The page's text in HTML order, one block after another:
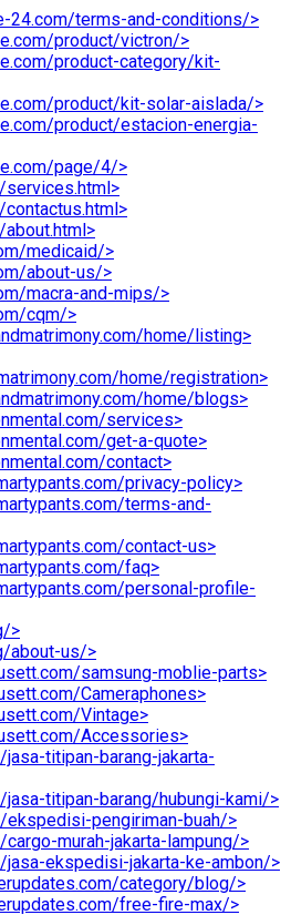
24.com/terms-and-conditions/>
product/victron/>
product-category/kit-
product/kit-solar-aislada/>
product/estacion-energia-
page/4/>
medicaid/>
about-us/>
macra-and-mips/>
cqm/>
home/listing>
home/registration>
home/blogs>
services>
get-a-quote>
contact>
privacy-policy>
terms-and-
contact-us>
faq>
personal-profile-
>
about-us/>
samsung-moblie-parts>
Cameraphones>
Vintage>
Accessories>
titipan-barang-jakarta-
titipan-barang/hubungi-kami/>
pengiriman-buah/>
murah-jakarta-lampung/>
ekspedisi-jakarta-ke-ambon/>
category/blog/>
free-fire-max/>